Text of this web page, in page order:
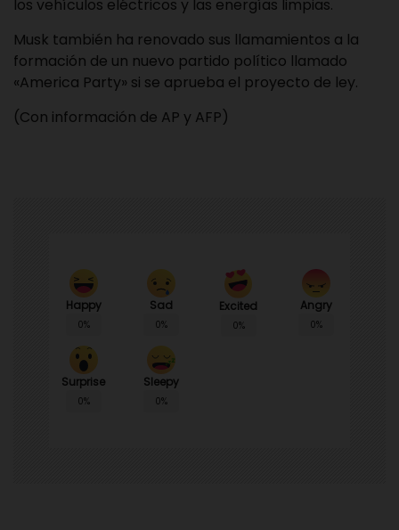
los vehículos eléctricos y las energías limpias.
Musk también ha renovado sus llamamientos a la
formación de un nuevo partido político llamado
«America Party» si se aprueba el proyecto de ley.
(Con información de AP y AFP)
Happy
0%
Sad
0%
Excited
0%
Angry
0%
Surprise
0%
Sleepy
0%